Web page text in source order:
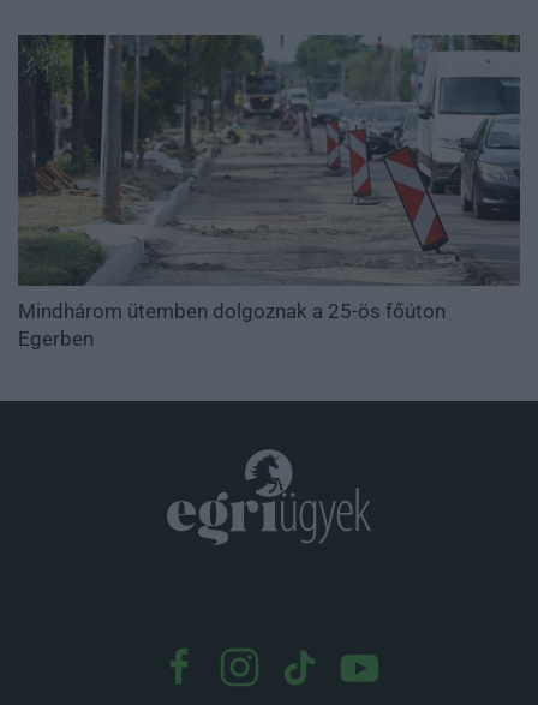
Mindhárom ütemben dolgoznak a 25-ös főúton
Egerben